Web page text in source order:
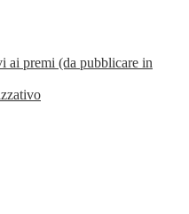
ai premi (da pubblicare in